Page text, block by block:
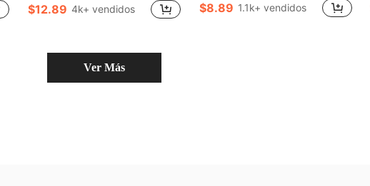
$12.89 4k+ vendidos $8.89 1.1k+ vendidos
Ver Más